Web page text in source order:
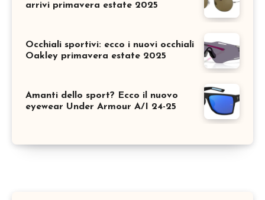
arrivi primavera estate 2025
Occhiali sportivi: ecco i nuovi occhiali
Oakley primavera estate 2025
Amanti dello sport? Ecco il nuovo
eyewear Under Armour A/I 24-25